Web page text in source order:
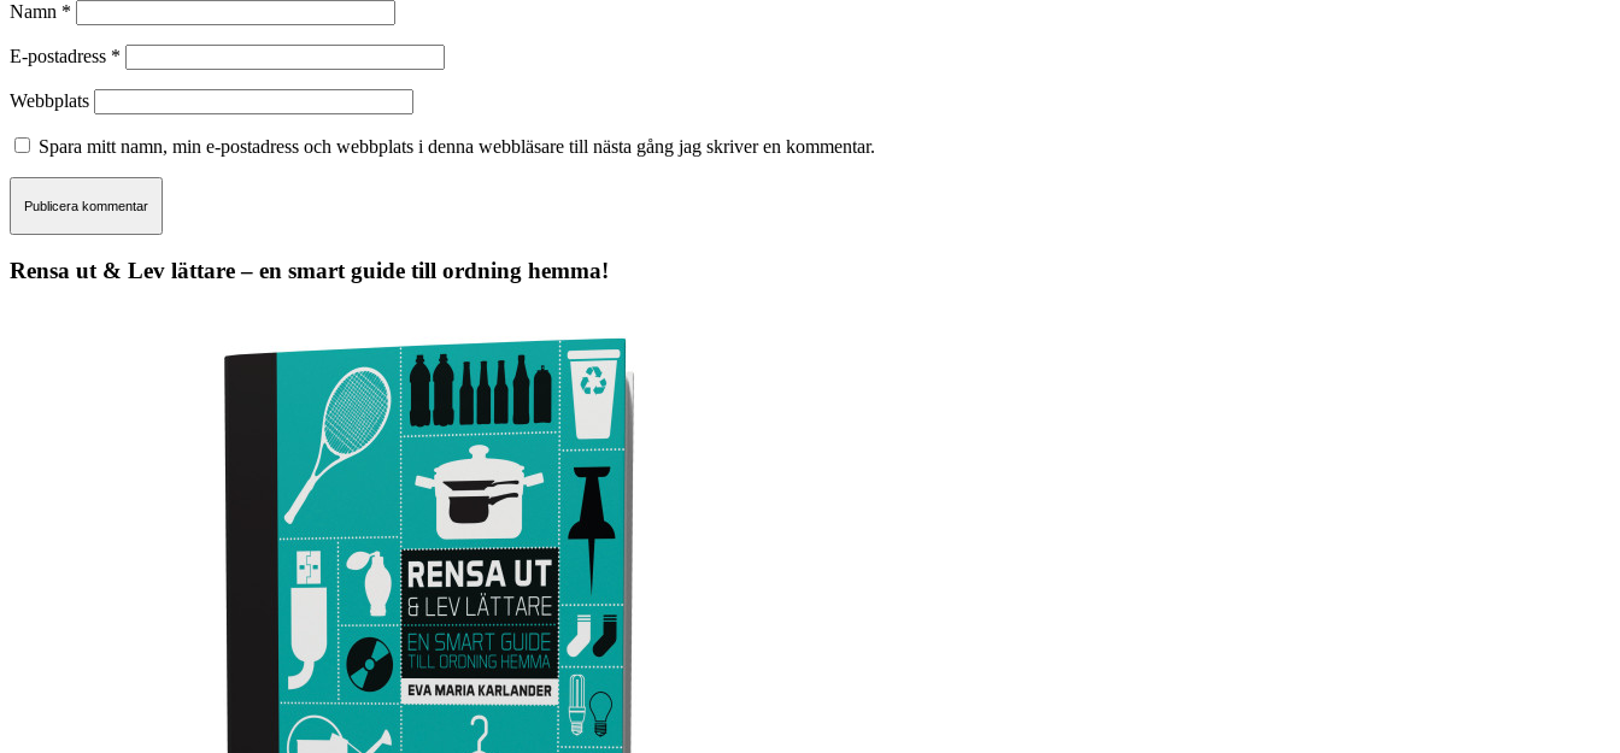
Namn *
E-postadress *
Webbplats
Spara mitt namn, min e-postadress och webbplats i denna webbläsare till nästa gång jag skriver en kommentar.
Rensa ut & Lev lättare – en smart guide till ordning hemma!